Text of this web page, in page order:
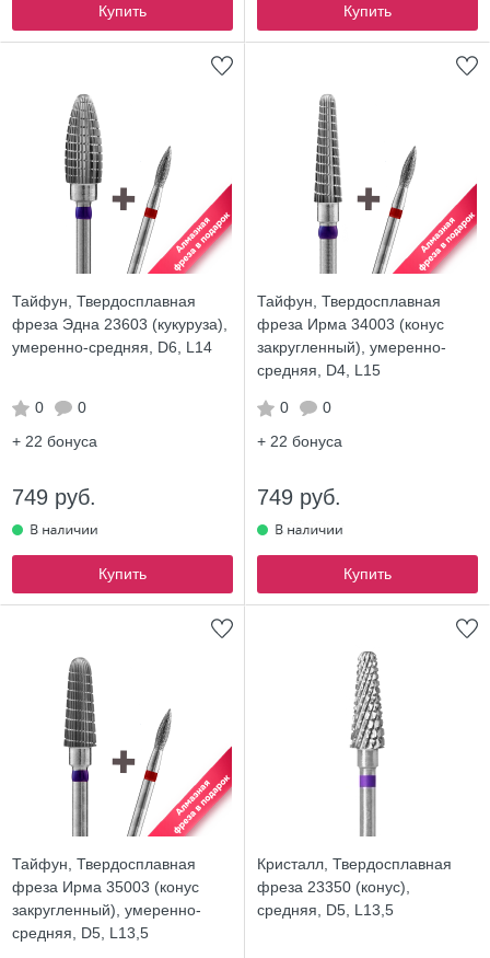
Купить Купить
Тайфун, Твердосплавная
фреза Эдна 23603 (кукуруза),
умеренно-средняя, D6, L14
0
0
+ 22 бонуса
749 руб.
Купить
Тайфун, Твердосплавная
фреза Ирма 34003 (конус
закругленный), умеренно-
средняя, D4, L15
0
0
+ 22 бонуса
749 руб.
Купить
Тайфун, Твердосплавная
фреза Ирма 35003 (конус
закругленный), умеренно-
средняя, D5, L13,5
Кристалл, Твердосплавная
фреза 23350 (конус),
средняя, D5, L13,5